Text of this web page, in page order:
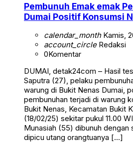
Pembunuh Emak emak
Dumai Positif Konsumsi
calendar_monthKamis,
account_circleRedaksi
0Komentar
DUMAI, detak24com – Hasil
Saputra (27), pelaku
warung di Bukit Nenas Dumai,
pembunuhan terjadi di warung
Bukit Nenas, Kecamatan Bukit
(18/02/25) sekitar pukul 11.00
Munasiah (55) dibunuh dengan
dipicu utang orangtuanya […]